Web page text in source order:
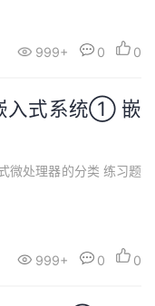
999+ 0 0
入式系统① 嵌
微处理器的分类 练习题
999+ 0 0